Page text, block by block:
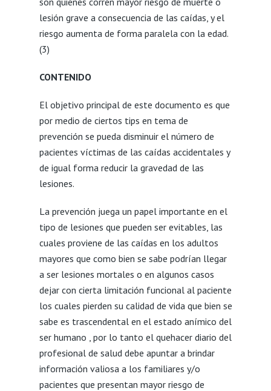
lesión grave a consecuencia de las caídas, y el
riesgo aumenta de forma paralela con la edad.
(3)
CONTENIDO
El objetivo principal de este documento es que
por medio de ciertos tips en tema de
prevención se pueda disminuir el número de
pacientes víctimas de las caídas accidentales y
de igual forma reducir la gravedad de las
lesiones.
La prevención juega un papel importante en el
tipo de lesiones que pueden ser evitables, las
cuales proviene de las caídas en los adultos
mayores que como bien se sabe podrían llegar
a ser lesiones mortales o en algunos casos
dejar con cierta limitación funcional al paciente
los cuales pierden su calidad de vida que bien se
sabe es trascendental en el estado anímico del
ser humano , por lo tanto el quehacer diario del
profesional de salud debe apuntar a brindar
información valiosa a los familiares y/o
pacientes que presentan mayor riesgo de